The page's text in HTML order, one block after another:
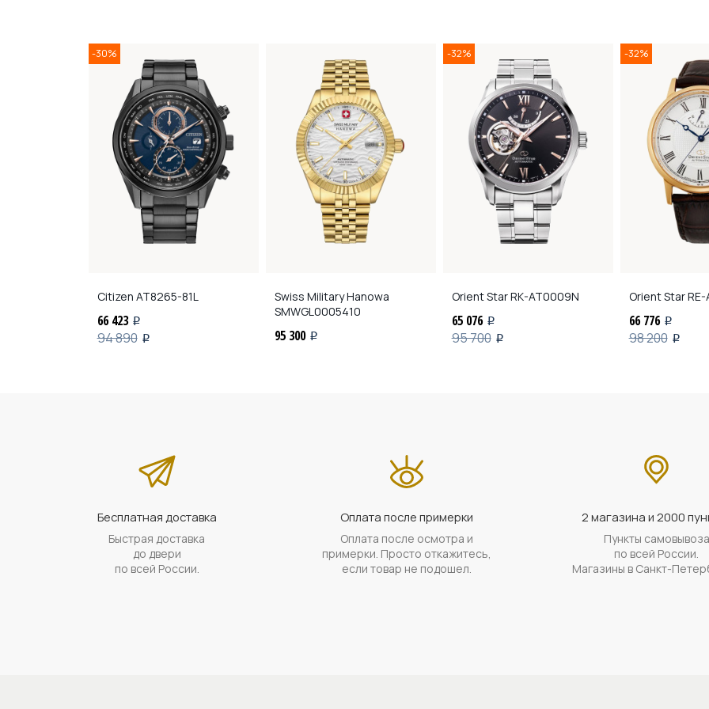
-30%
Citizen AT8265-81L
66 423 i
94 890 i
Swiss Military Hanowa
SMWGL0005410
95 300 i
-32%
Orient StarRK-AT0009N
65 076 i
95 700 i
-32%
Orient StarRE-
66 776 i
98 200 i
Бесплатная доставка
Быстрая доставка
до двери
по всей России.
Оплата после примерки
Оплата после осмотра и
примерки. Просто откажитесь,
если товар не подошел.
2 магазина и 2000
Пункты самовывоза
по всей России.
Магазины в Санкт-